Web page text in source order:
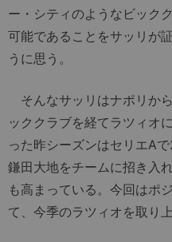
ー・シティのようなビック
可能であることをサッリが
うに思う。
そんなサッリはナポリか
ッククラブを経てラツィオ
った昨シーズンはセリエA
鎌田大地をチームに招き入
も高まっている。今回はポ
て、今季のラツィオを取り上